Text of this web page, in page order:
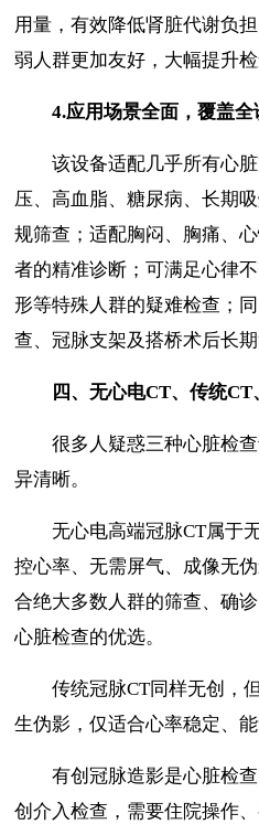
用量，有效降低肾脏代谢负
弱人群更加友好，大幅提升检
4.应用场景全面，覆盖全
该设备适配几乎所有心脏
压、高血脂、糖尿病、长期
规筛查；适配胸闷、胸痛、
者的精准诊断；可满足心律
形等特殊人群的疑难检查；
查、冠脉支架及搭桥术后长期
四、无心电CT、传统CT
很多人疑惑三种心脏检查
异清晰。
无心电高端冠脉CT属于无
控心率、无需屏气、成像无
合绝大多数人群的筛查、确
心脏检查的优选。
传统冠脉CT同样无创，但
生伪影，仅适合心率稳定、
有创冠脉造影是心脏检查
创介入检查，需要住院操作